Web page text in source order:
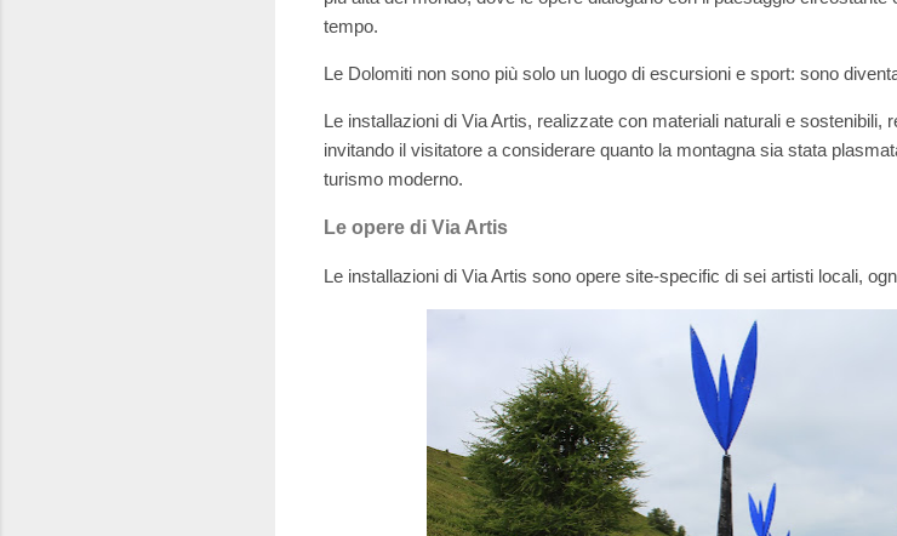
tempo.
Le Dolomiti non sono più solo un luogo di escursioni e sport: sono
Le installazioni di Via Artis, realizzate con materiali naturali e sostenibili,
invitando il visitatore a considerare quanto la montagna sia stata
turismo moderno.
Le opere di Via Artis
Le installazioni di Via Artis sono opere site-specific di sei artisti locali,